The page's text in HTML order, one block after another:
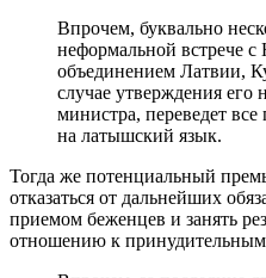
Впрочем, буквально
неформальной встрече
объединением Латвии,
случае утверждения его
министра, переведет
на латышский язык.
Тогда же потенциальный
отказаться от дальнейших
приемом беженцев и занять
отношению к принудительным